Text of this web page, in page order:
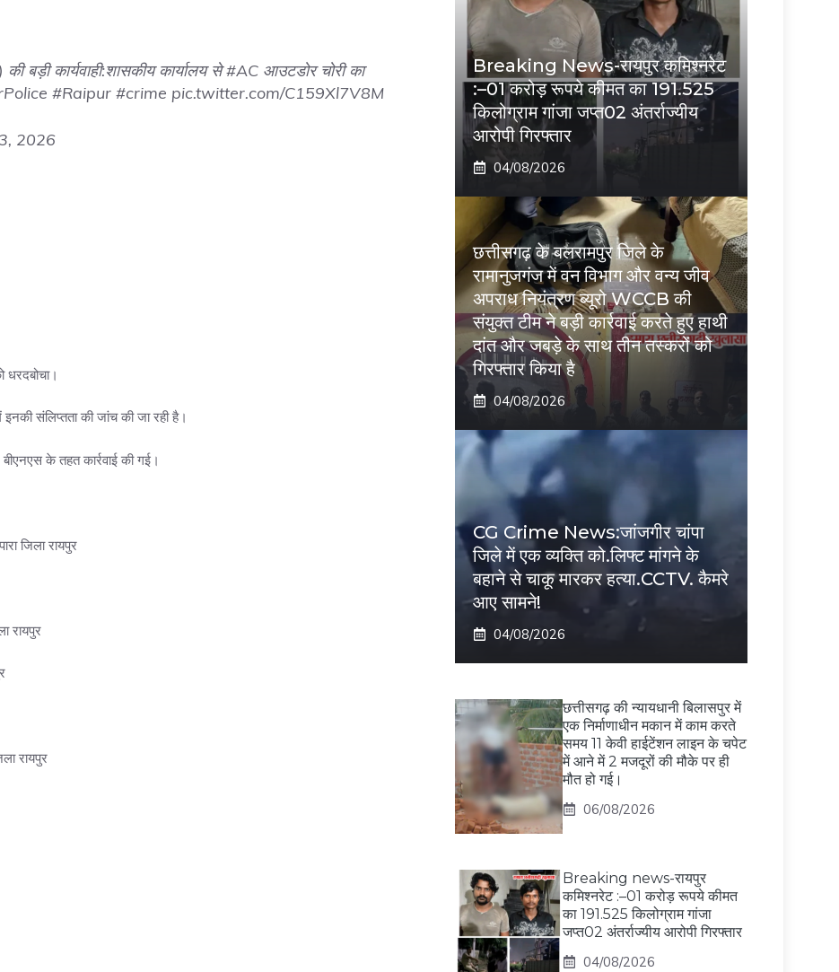
की बड़ी कार्यवाही:शासकीय कार्यालय से#AC आउटडोर चोरी का
#Raipur #crime pic.twitter.com/C159Xl7V8M
2026
धरदबोचा।
संलिप्तता की जांच की जा रही है।
के तहत कार्रवाई की गई।
जिला रायपुर
रायपुर
रायपुर
Breaking News-रायपुर कमिश्नरेट
:–01 करोड़ रूपये कीमत का 191.525
किलोग्राम गांजा जप्त02 अंतर्राज्यीय
आरोपी गिरफ्तार
04/08/2026
छत्तीसगढ़ के बलरामपुर जिले के
रामानुजगंज में वन विभाग और वन्य जीव
अपराध नियंत्रण ब्यूरो WCCB की
संयुक्त टीम ने बड़ी कार्रवाई करते हुए हाथी
दांत और जबड़े के साथ तीन तस्करों को
गिरफ्तार किया है
04/08/2026
CG Crime News:जांजगीर चांपा
जिले में एक व्यक्ति को.लिफ्ट मांगने के
बहाने से चाकू मारकर हत्या.CCTV. कैमरे
आए सामने!
04/08/2026
छत्तीसगढ़ की न्यायधानी बिलासपुर में
एक निर्माणाधीन मकान में काम करते
समय 11 केवी हाईटेंशन लाइन के चपेट
में आने में 2 मजदूरों की मौके पर ही
मौत हो गई।
06/08/2026
Breaking news-रायपुर
कमिश्नरेट :–01 करोड़ रूपये कीमत
का 191.525 किलोग्राम गांजा
जप्त02 अंतर्राज्यीय आरोपी गिरफ्तार
04/08/2026